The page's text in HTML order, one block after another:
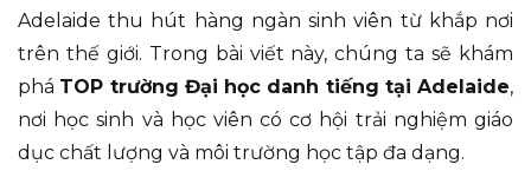
Adelaide thu hút hàng ngàn sinh viên từ khắp nơi
trên thế giới. Trong bài viết này, chúng ta sẽ khám
phá TOP trường Đại học danh tiếng tại Adelaide,
nơi học sinh và học viên có cơ hội trải nghiệm giáo
dục chất lượng và môi trường học tập đa dạng.